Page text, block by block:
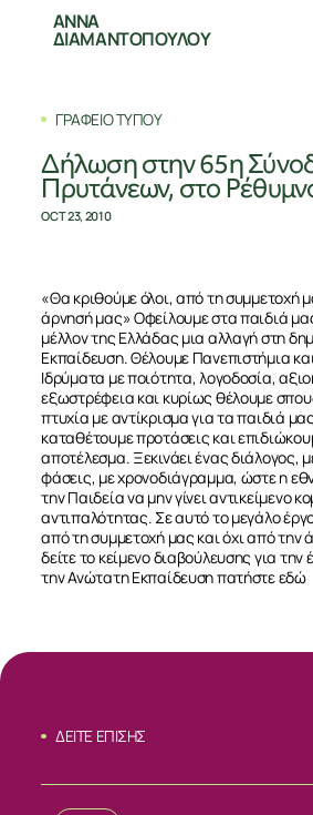
ΑΝΝΑ
ΔΙΑΜΑΝΤΟΠΟΥΛΟΥ
ΓΡΑΦΕΙΟ ΤΥΠΟΥ
Δήλωση στην 65η
Πρυτάνεων, στο
OCT 23, 2010
«Θα κριθούμε όλοι, από τη συμμετοχή
άρνησή μας» Οφείλουμε στα παιδιά
μέλλον της Ελλάδας μια αλλαγή στη
Εκπαίδευση. Θέλουμε Πανεπιστήμια
Ιδρύματα με ποιότητα, λογοδοσία,
εξωστρέφεια και κυρίως θέλουμε
πτυχία με αντίκρισμα για τα παιδιά
καταθέτουμε προτάσεις και
αποτέλεσμα. Ξεκινάει ένας διάλογος,
φάσεις, με χρονοδιάγραμμα, ώστε η
την Παιδεία να μην γίνει αντικείμενο
αντιπαλότητας. Σε αυτό το μεγάλο
από τη συμμετοχή μας και όχι από την
δείτε το κείμενο διαβούλευσης για την
την Ανώτατη Εκπαίδευση πατήστεεδώ
ΔΕΙΤΕ ΕΠΙΣΗΣ